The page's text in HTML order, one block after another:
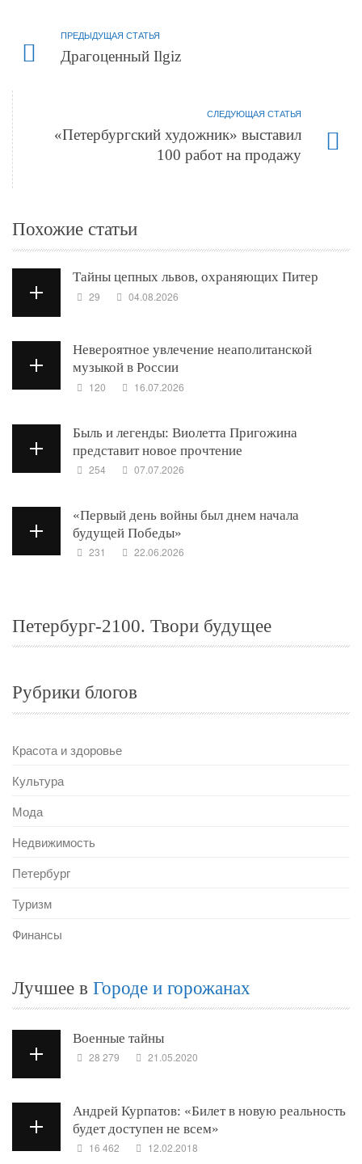
ПРЕДЫДУЩАЯ СТАТЬЯ
Драгоценный Ilgiz
СЛЕДУЮЩАЯ СТАТЬЯ
«Петербургский художник» выставил
100 работ на продажу
Похожие статьи
Тайны цепных львов, охраняющих Питер
29 04.08.2026
Невероятное увлечение неаполитанской
музыкой в России
120 16.07.2026
Быль и легенды: Виолетта Пригожина
представит новое прочтение
254 07.07.2026
«Первый день войны был днем начала
будущей Победы»
231 22.06.2026
Петербург-2100. Твори будущее
Рубрики блогов
Красота и здоровье
Культура
Мода
Недвижимость
Петербург
Туризм
Финансы
Лучшее в Городе и горожанах
Военные тайны
28 279 21.05.2020
Андрей Курпатов: «Билет в новую реальность
будет доступен не всем»
16 462 12.02.2018